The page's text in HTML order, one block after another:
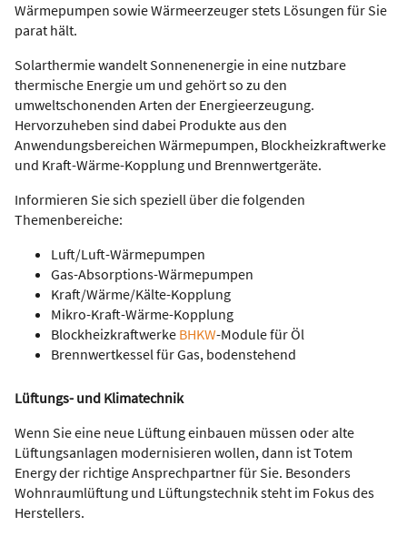
Wärmepumpen sowie Wärmeerzeuger stets Lösungen für Sie
parat hält.
Solarthermie wandelt Sonnenenergie in eine nutzbare
thermische Energie um und gehört so zu den
umweltschonenden Arten der Energieerzeugung.
Hervorzuheben sind dabei Produkte aus den
Anwendungsbereichen Wärmepumpen, Blockheizkraftwerke
und Kraft-Wärme-Kopplung und Brennwertgeräte.
Informieren Sie sich speziell über die folgenden
Themenbereiche:
Luft/Luft-Wärmepumpen
Gas-Absorptions-Wärmepumpen
Kraft/Wärme/Kälte-Kopplung
Mikro-Kraft-Wärme-Kopplung
Blockheizkraftwerke BHKW-Module für Öl
Brennwertkessel für Gas, bodenstehend
Lüftungs- und Klimatechnik
Wenn Sie eine neue Lüftung einbauen müssen oder alte
Lüftungsanlagen modernisieren wollen, dann ist Totem
Energy der richtige Ansprechpartner für Sie. Besonders
Wohnraumlüftung und Lüftungstechnik steht im Fokus des
Herstellers.